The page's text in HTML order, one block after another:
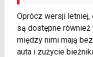
Oprócz wersji
są dostępne również
między nimi mają
auta i zużycie